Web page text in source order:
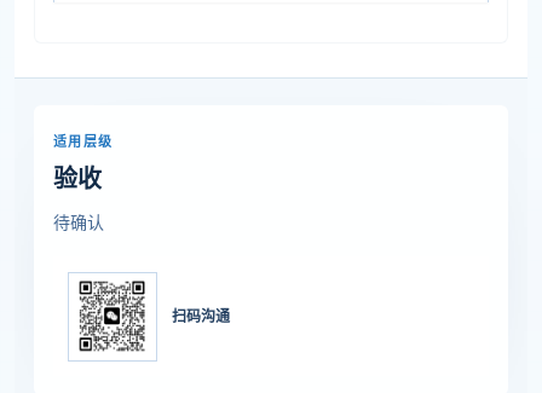
适用层级
验收
待确认
扫码沟通